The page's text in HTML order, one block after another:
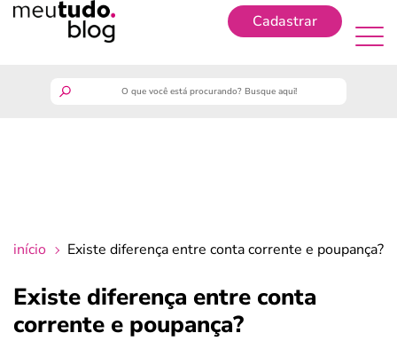
Cadastrar
crédito fácil
início Existe diferença entre conta corrente e poupança?
Existe diferença entre conta
corrente e poupança?